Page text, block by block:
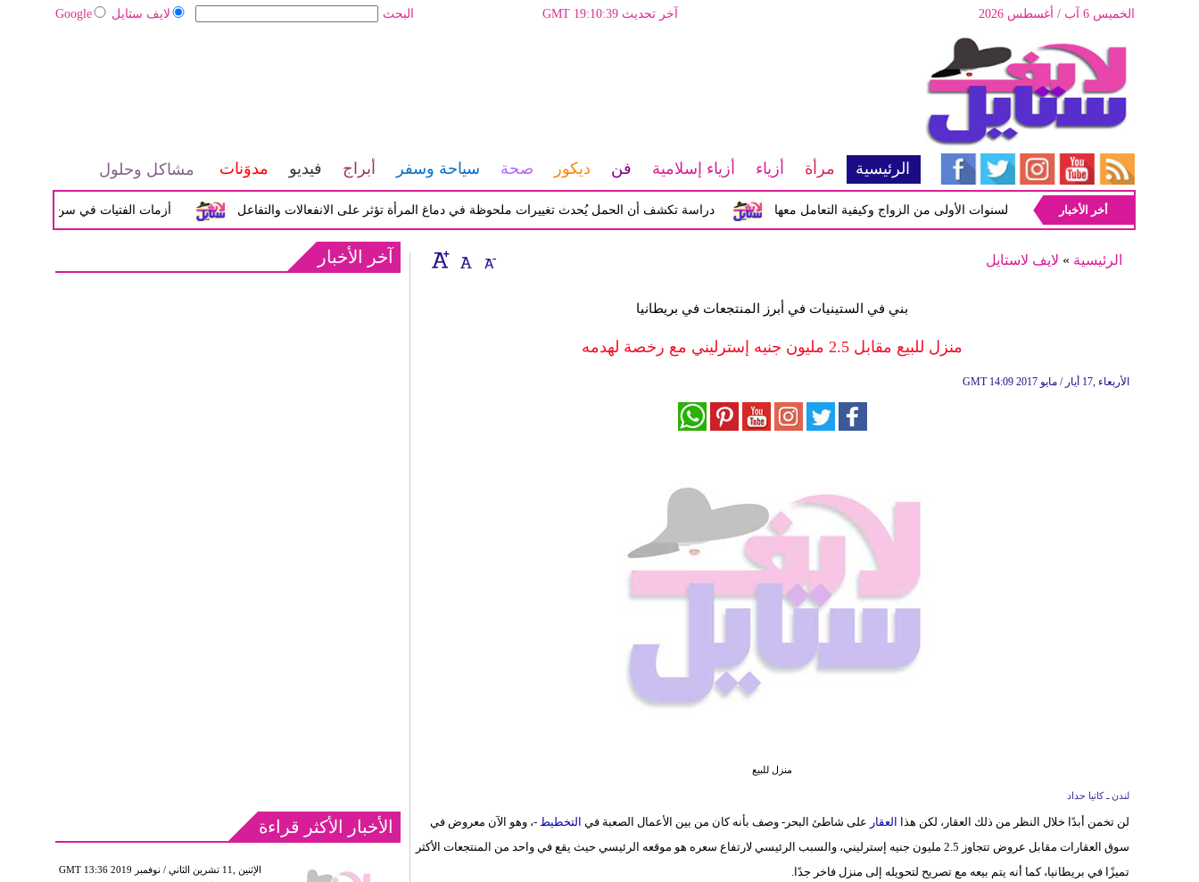
لايف ستايل Google البحث آخر تحديث GMT 19:10:39 الخميس 6 آب / أغسطس 2026
الرئيسية مرأة أزياء أزياء إسلامية فن ديكور صحة سياحة وسفر أبراج فيديو مدوَنات مشاكل وحلول
أزمات الفتيات في سن المراهقة بين دراسة تكشف أن الحمل يُحدث تغييرات ملحوظة في دماغ المرأة تؤثر على الانفعالات والتفاعل أبرز المشاكل شيوعاً في السنوات الأولى من الزواج وكيفية التعامل معها
أخر الأخبار
الرئيسية » لايف لاستايل
بني في الستينيات في أبرز المنتجعات في بريطانيا
منزل للبيع مقابل 2.5 مليون جنيه إسترليني مع رخصة لهدمه
GMT 14:09 2017 الأربعاء ,17 أيار / مايو
منزل للبيع
لندن ـ كاتيا حداد
لن تخمن أبدًا خلال النظر من ذلك العقار، لكن هذا العقار على شاطئ البحر- وصف بأنه كان من بين الأعمال الصعبة في التخطيط -، وهو الآن معروض في
سوق العقارات مقابل عروض تتجاوز 2.5 مليون جنيه إسترليني، والسبب الرئيسي لارتفاع سعره هو موقعه الرئيسي حيث يقع في واحد من المنتجعات الأكثر
تميزًا في بريطانيا، كما أنه يتم بيعه مع تصريح لتحويله إلى منزل فاخر جدًا.
آخر الأخبار
الأخبار الأكثر قراءة
GMT 13:36 2019 الإثنين ,11 تشرين الثاني / نوفمبر